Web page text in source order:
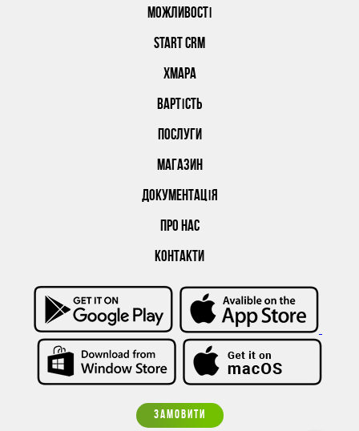
МОЖЛИВОСТІ
START CRM
ХМАРА
ВАРТІСТЬ
ПОСЛУГИ
МАГАЗИН
ДОКУМЕНТАЦІЯ
ПРО НАС
КОНТАКТИ
ЗАМОВИТИ